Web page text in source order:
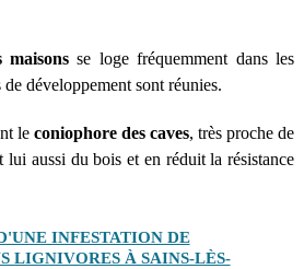
maisons se loge fréquemment dans les
développement sont réunies.
le coniophore des caves, très proche de
aussi du bois et en réduit la résistance
INFESTATION DE
LIGNIVORES À SAINS-LÈS-